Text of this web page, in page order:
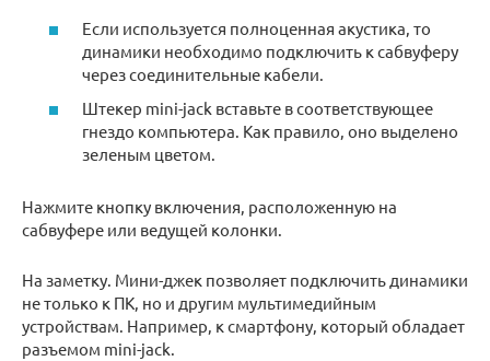
Если используется полноценная акустика, то
динамики необходимо подключить к сабвуферу
через соединительные кабели.
Штекер mini-jack вставьте в соответствующее
гнездо компьютера. Как правило, оно выделено
зеленым цветом.
Нажмите кнопку включения, расположенную на
сабвуфере или ведущей колонки.
На заметку. Мини-джек позволяет подключить динамики
не только к ПК, но и другим мультимедийным
устройствам. Например, к смартфону, который обладает
разъемом mini-jack.